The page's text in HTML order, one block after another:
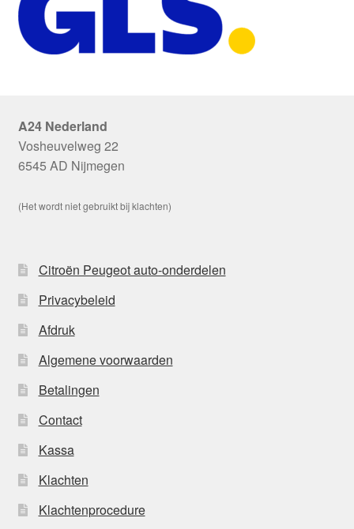
A24 Nederland
Vosheuvelweg 22
6545 AD Nijmegen
(Het wordt niet gebruikt bij klachten)
Citroën Peugeot auto-onderdelen
Privacybeleid
Afdruk
Algemene voorwaarden
Betalingen
Contact
Kassa
Klachten
Klachtenprocedure